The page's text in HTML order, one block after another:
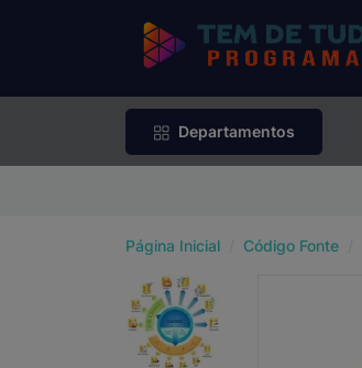
Departamentos
Página Inicial Código Fonte